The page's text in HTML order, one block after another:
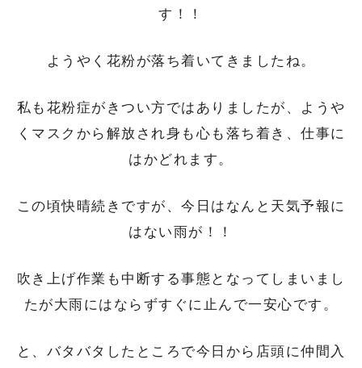
す！！
ようやく花粉が落ち着いてきましたね。
私も花粉症がきつい方ではありましたが、ようや
くマスクから解放され身も心も落ち着き、仕事に
はかどれます。‍
この頃快晴続きですが、今日はなんと天気予報に
はない雨が！！
吹き上げ作業も中断する事態となってしまいまし
たが大雨にはならずすぐに止んで一安心です。
と、バタバタしたところで今日から店頭に仲間入